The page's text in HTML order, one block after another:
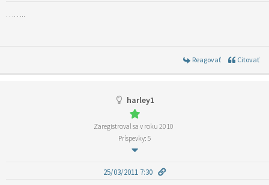
……..
Reagovať Citovať
harley1
Zaregistroval sa v roku 2010
Príspevky: 5
25/03/2011 7:30